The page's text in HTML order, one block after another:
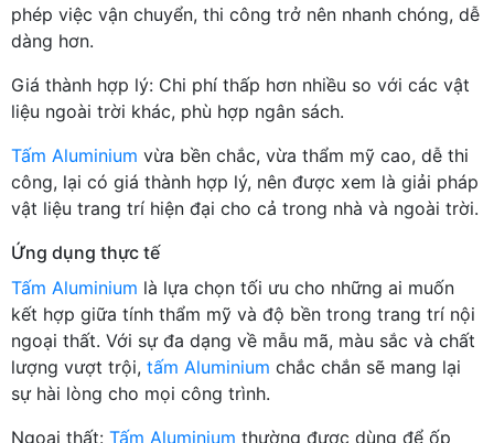
phép việc vận chuyển, thi công trở nên nhanh chóng, dễ
dàng hơn.
Giá thành hợp lý: Chi phí thấp hơn nhiều so với các vật
liệu ngoài trời khác, phù hợp ngân sách.
Tấm Aluminium vừa bền chắc, vừa thẩm mỹ cao, dễ thi
công, lại có giá thành hợp lý, nên được xem là giải pháp
vật liệu trang trí hiện đại cho cả trong nhà và ngoài trời.
Ứng dụng thực tế
Tấm Aluminium là lựa chọn tối ưu cho những ai muốn
kết hợp giữa tính thẩm mỹ và độ bền trong trang trí nội
ngoại thất. Với sự đa dạng về mẫu mã, màu sắc và chất
lượng vượt trội, tấm Aluminium chắc chắn sẽ mang lại
sự hài lòng cho mọi công trình.
Ngoại thất: Tấm Aluminium thường được dùng để ốp